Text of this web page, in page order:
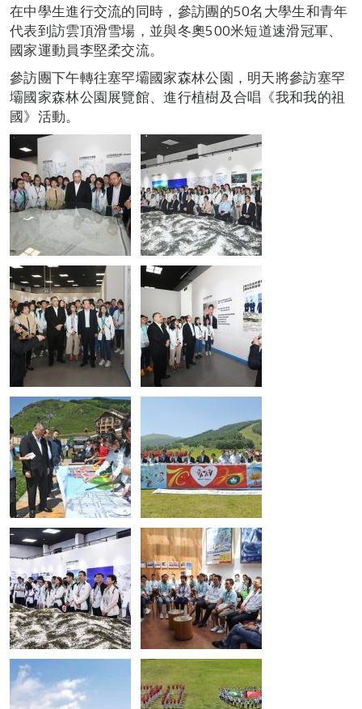
在中學生進行交流的同時，參訪團的50名大學生和青年
代表到訪雲頂滑雪場，並與冬奧500米短道速滑冠軍、
國家運動員李堅柔交流。
參訪團下午轉往塞罕壩國家森林公園，明天將參訪塞罕
壩國家森林公園展覽館、進行植樹及合唱《我和我的祖
國》活動。